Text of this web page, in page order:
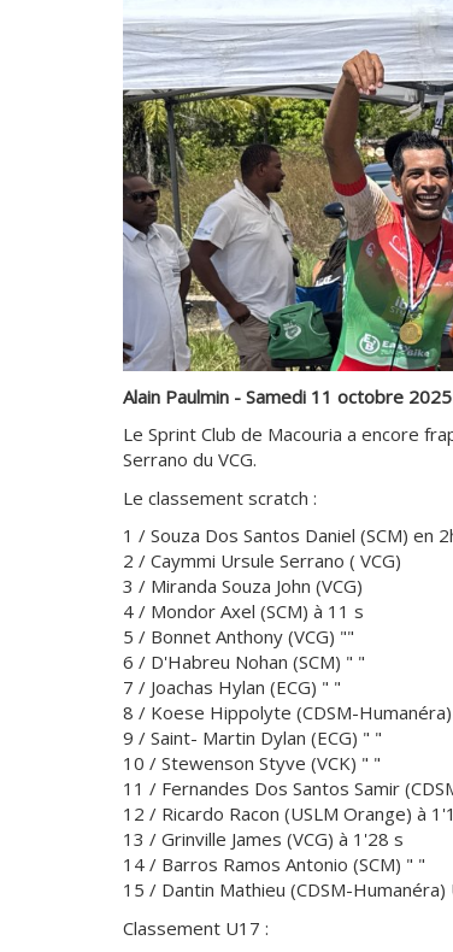
Alain Paulmin - Samedi 11 octobre 2025
Le Sprint Club de Macouria a encore
Serrano du VCG.
Le classement scratch :
1 / Souza Dos Santos Daniel (SCM)
2 / Caymmi Ursule Serrano ( VCG)
3 / Miranda Souza John (VCG)
4 / Mondor Axel (SCM) à 11 s
5 / Bonnet Anthony (VCG) ""
6 / D'Habreu Nohan (SCM) " "
7 / Joachas Hylan (ECG) " "
8 / Koese Hippolyte (CDSM-
9 / Saint- Martin Dylan (ECG) " "
10 / Stewenson Styve (VCK) " "
11 / Fernandes Dos Santos Samir
12 / Ricardo Racon (USLM Orange) à
13 / Grinville James (VCG) à 1'28 s
14 / Barros Ramos Antonio (SCM) " "
15 / Dantin Mathieu (CDSM-Humanéra)
Classement U17 :